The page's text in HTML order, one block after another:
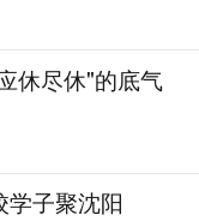
休尽休"的底气
学子聚沈阳